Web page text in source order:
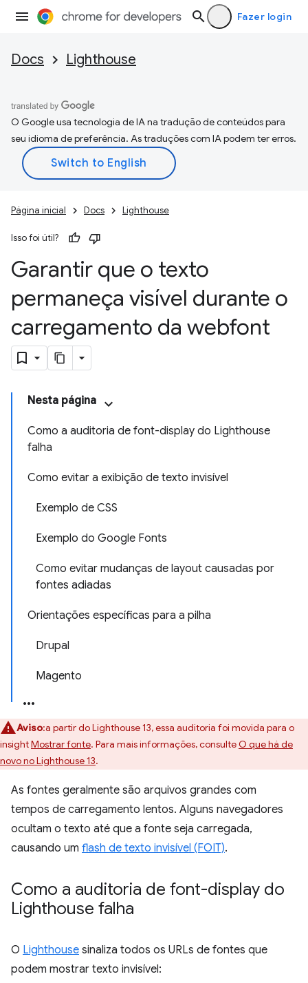
Fazer login
Docs Lighthouse
O Google usa tecnologia de IA na tradução de conteúdos para
seu idioma de preferência. As traduções com IA podem ter erros.
Página inicial Docs Lighthouse
Isso foi útil?
Garantir que o texto
permaneça visível durante o
carregamento da webfont
Nesta página
Como a auditoria de font-display do Lighthouse
falha
Como evitar a exibição de texto invisível
Exemplo de CSS
Exemplo do Google Fonts
Como evitar mudanças de layout causadas por
fontes adiadas
Orientações específicas para a pilha
Drupal
Magento
Aviso:a partir do Lighthouse 13, essa auditoria foi movida para o
insightMostrar fonte. Para mais informações, consulteO que há de
novo no Lighthouse 13.
As fontes geralmente são arquivos grandes com
tempos de carregamento lentos. Alguns navegadores
ocultam o texto até que a fonte seja carregada,
causando um flash de texto invisível (FOIT).
Como a auditoria de font-display do
Lighthouse falha
O Lighthouse sinaliza todos os URLs de fontes que
podem mostrar texto invisível: